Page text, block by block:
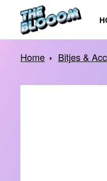
Spring
inhoud
Home Bitjes &